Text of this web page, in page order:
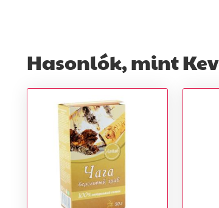
Hasonlók, mint